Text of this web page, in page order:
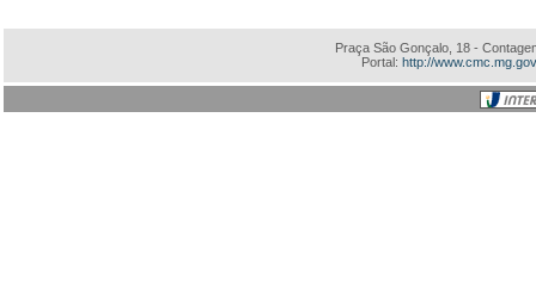
Praça São Gonçalo, 18 -
Portal: http://